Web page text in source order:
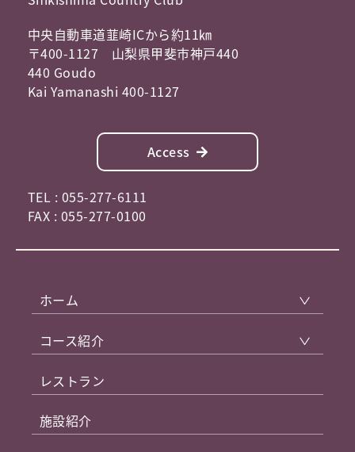
中央自動車道韮崎ICから約11㎞
〒400-1127 山梨県甲斐市神戸440
440 Goudo
Kai Yamanashi 400-1127
Access
TEL : 055-277-6111
FAX : 055-277-0100
ホーム
コース紹介
レストラン
施設紹介